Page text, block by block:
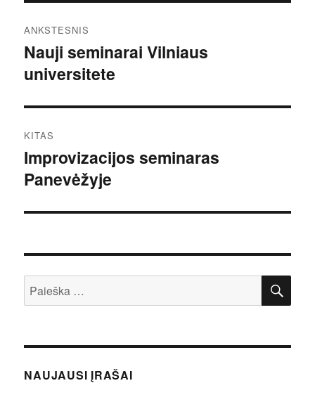
tarp
įrašų
ANKSTESNIS
Ankstesnis
įrašas:
Nauji seminarai Vilniaus
universitete
KITAS
Kitas
įrašas:
Improvizacijos seminaras
Panevėžyje
Ieškoti:
NAUJAUSI ĮRAŠAI